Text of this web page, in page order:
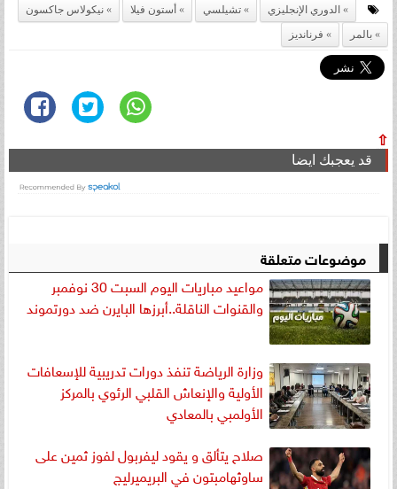
الدوري الإنجليزي تشيلسي أستون فيلا
نيكولاس جاكسون
بالمر
فرنانديز
⇧
قد يعجبك ايضا
موضوعات متعلقة
مواعيد مباريات اليوم السبت 30 نوفمبر
والقنوات الناقلة..أبرزها البايرن ضد دورتموند
وزارة الرياضة تنفذ دورات تدريبية للإسعافات
الأولية والإنعاش القلبي الرئوي بالمركز
الأولمبي بالمعادي
صلاح يتألق و يقود ليفربول لفوز ثمين على
ساوثهامبتون في البريميرليج